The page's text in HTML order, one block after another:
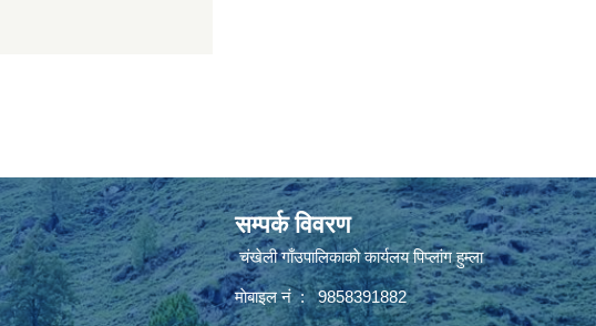
सम्पर्क विवरण
चंखेली गाँउपालिकाकाे कार्यलय पिप्लांग हुम्ला
माेबाइल नं : 9858391882